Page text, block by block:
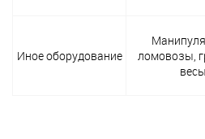
Иное оборудование
ломовозы,
весы